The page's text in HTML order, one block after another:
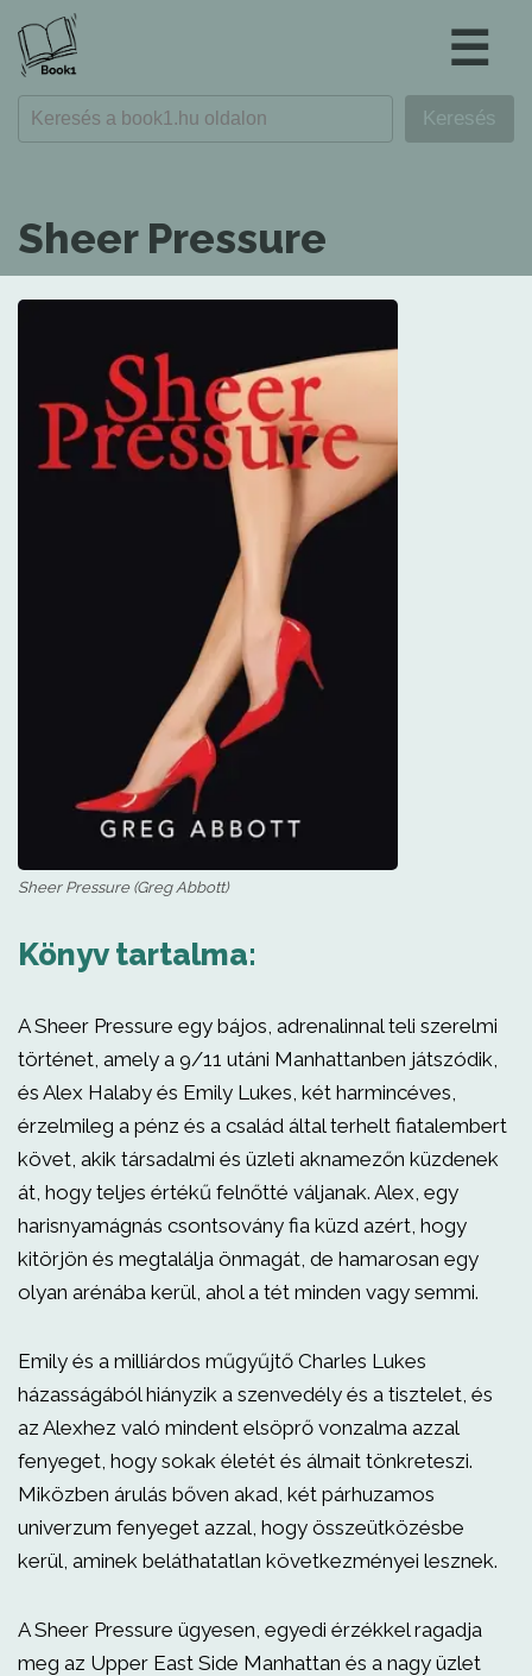
☰
Sheer Pressure
Sheer Pressure (Greg Abbott)
Könyv tartalma:
A Sheer Pressure egy bájos, adrenalinnal teli szerelmi
történet, amely a 9/11 utáni Manhattanben játszódik,
és Alex Halaby és Emily Lukes, két harmincéves,
érzelmileg a pénz és a család által terhelt fiatalembert
követ, akik társadalmi és üzleti aknamezőn küzdenek
át, hogy teljes értékű felnőtté váljanak. Alex, egy
harisnyamágnás csontsovány fia küzd azért, hogy
kitörjön és megtalálja önmagát, de hamarosan egy
olyan arénába kerül, ahol a tét minden vagy semmi.
Emily és a milliárdos műgyűjtő Charles Lukes
házasságából hiányzik a szenvedély és a tisztelet, és
az Alexhez való mindent elsöprő vonzalma azzal
fenyeget, hogy sokak életét és álmait tönkreteszi.
Miközben árulás bőven akad, két párhuzamos
univerzum fenyeget azzal, hogy összeütközésbe
kerül, aminek beláthatatlan következményei lesznek.
A Sheer Pressure ügyesen, egyedi érzékkel ragadja
meg az Upper East Side Manhattan és a nagy üzlet